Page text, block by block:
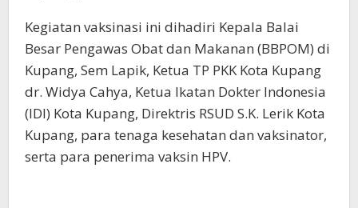
Kegiatan vaksinasi ini dihadiri Kepala Balai
Besar Pengawas Obat dan Makanan (BBPOM) di
Kupang, Sem Lapik, Ketua TP PKK Kota Kupang
dr. Widya Cahya, Ketua Ikatan Dokter Indonesia
(IDI) Kota Kupang, Direktris RSUD S.K. Lerik Kota
Kupang, para tenaga kesehatan dan vaksinator,
serta para penerima vaksin HPV.